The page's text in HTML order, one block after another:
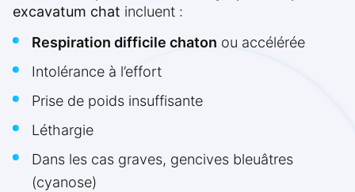
excavatum chat incluent :
Respiration difficile chaton ou accélérée
Intolérance à l’effort
Prise de poids insuffisante
Léthargie
Dans les cas graves, gencives bleuâtres
(cyanose)